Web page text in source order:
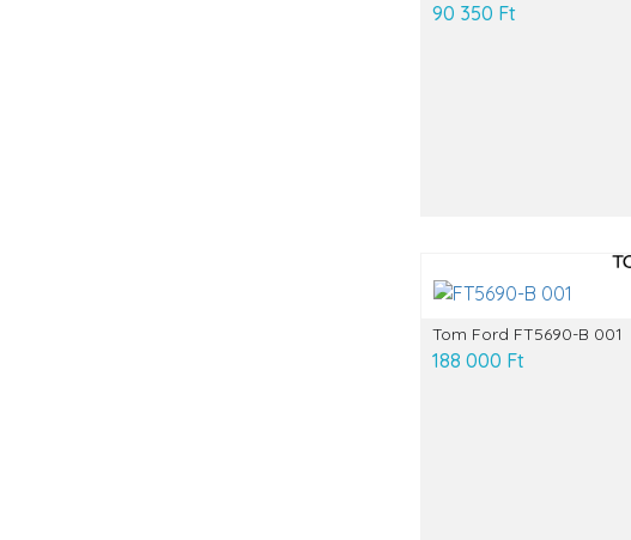
90 350 Ft
Tom Ford FT5690-B 001
188 000 Ft